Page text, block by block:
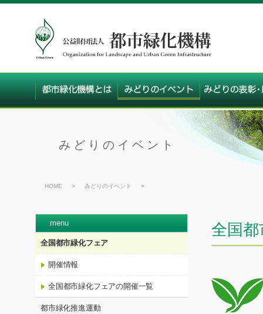
みどりのイベント
HOME > みどりのイベント >
全国
menu
全国都市緑化フェア
開催情報
全国都市緑化フェアの開催一覧
都市緑化推進運動